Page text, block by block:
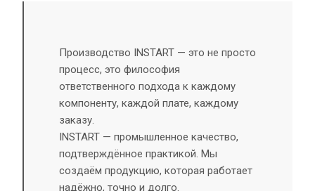
Производство INSTART — это не просто
процесс, это философия
ответственного подхода к каждому
компоненту, каждой плате, каждому
заказу.
INSTART — промышленное качество,
подтверждённое практикой. Мы
создаём продукцию, которая работает
надёжно, точно и долго.